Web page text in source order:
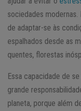
sociedades modernas.
de adaptar-se às
espalhados desde as
quentes, florestas
Essa capacidade de
grande
planeta, porque além